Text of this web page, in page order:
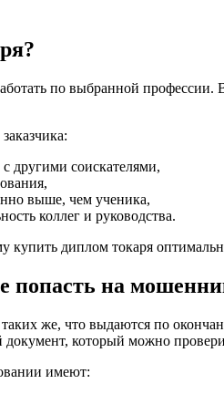
по выбранной
другими соискателями,
выше, чем ученика,
коллег и руководства.
купить диплом токаря
попасть на
же, что выдаются по
документ, который можно
имеют: